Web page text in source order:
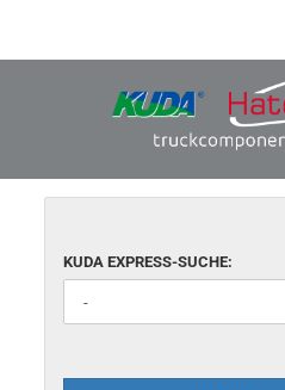
KUDA EXPRESS-SUCHE: